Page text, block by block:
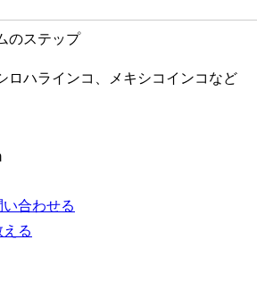
のステップ
ロハラインコ、メキシコインコなど
合わせる
る